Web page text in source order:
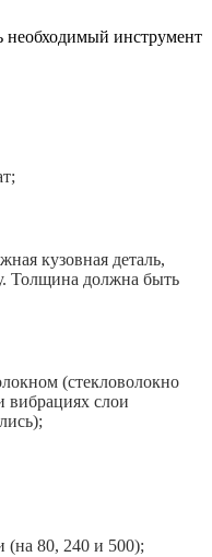
необходимый инструмент
кузовная деталь,
Толщина должна быть
(стекловолокно
вибрациях слои
80, 240 и 500);